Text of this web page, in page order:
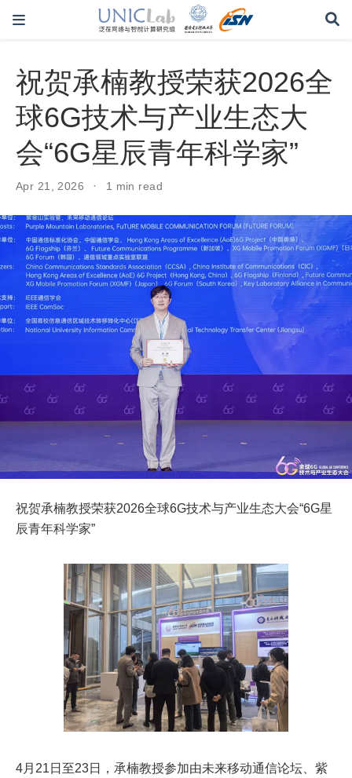
祝贺承楠教授荣获2026全
球6G技术与产业生态大
会“6G星辰青年科学家”
Apr 21, 2026 1 min read
祝贺承楠教授荣获2026全球6G技术与产业生态大会“6G星
辰青年科学家”
4月21日至23日，承楠教授参加由未来移动通信论坛、紫